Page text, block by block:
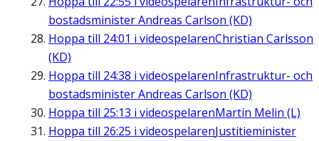
bostadsminister Andreas Carlson (KD)
Hoppa till 24:01 i videospelarenChristian Carlsson
(KD)
Hoppa till 24:38 i videospelarenInfrastruktur- och
bostadsminister Andreas Carlson (KD)
Hoppa till 25:13 i videospelarenMartin Melin (L)
Hoppa till 26:25 i videospelarenJustitieminister